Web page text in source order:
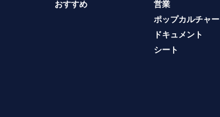
おすすめ
営業
ポップカルチャー
ドキュメント
シート